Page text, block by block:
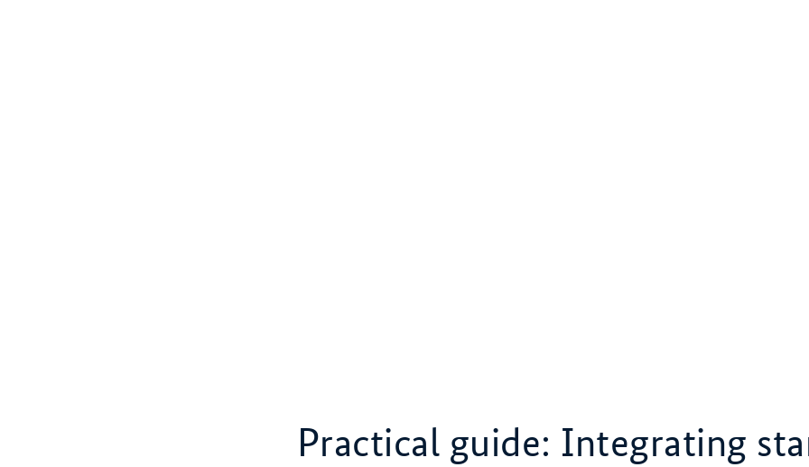
Practical guide: Integrating